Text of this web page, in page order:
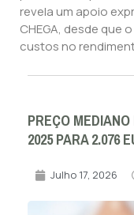
revela um apoio
CHEGA, desde que
custos no
PREÇO
2025 PARA 2.076
Julho 17, 2026